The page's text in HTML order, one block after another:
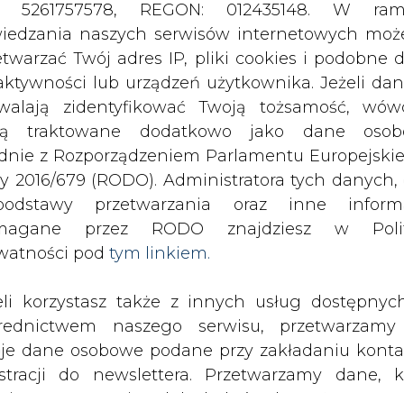
ZMIANY KADROWE NA RYNKU
5261757578, REGON: 012435148. W
naszych serwisów internetowych
Twój adres IP, pliki cookies i podobne
lub urządzeń użytkownika. Jeżeli
zidentyfikować Twoją tożsamość,
traktowane dodatkowo jako dane
z Rozporządzeniem Parlamentu
2016/679 (RODO). Administratora tych danych,
przetwarzania oraz inne
przez RODO znajdziesz w
pod tym linkiem.
korzystasz także z innych usług
naszego serwisu,
dane osobowe podane przy zakładaniu
do newslettera. Przetwarzamy dane,
zmian w zarządzie TGE
drukuj skomentuj udostępnij :